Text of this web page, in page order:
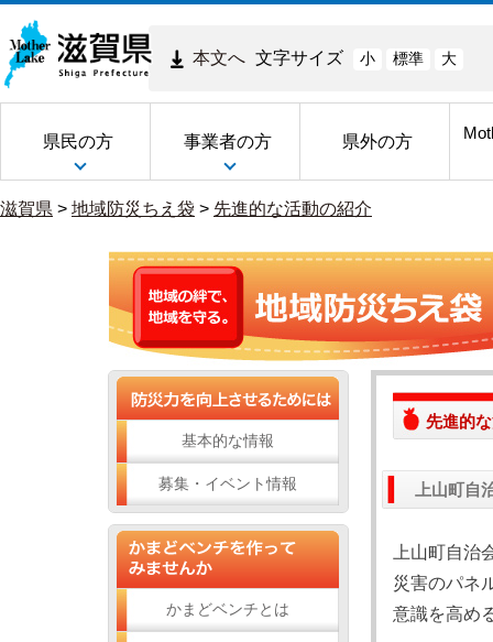
本文へ 文字サイズ 小 標準 大
県民の方 事業者の方 県外の方
滋賀県 > 地域防災ちえ袋 > 先進的な活動の紹介
基本的な情報
募集・イベント情報
かまどベンチとは
先進的
上山町自
上山町自
災害のパネ
意識を高め